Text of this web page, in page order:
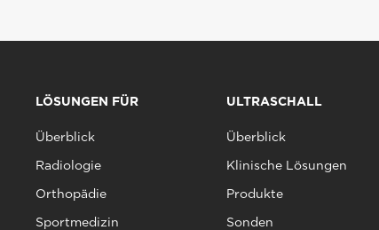
LÖSUNGEN FÜR
Überblick
Radiologie
Orthopädie
Sportmedizin
ULTRASCHALL
Überblick
Klinische Lösungen
Produkte
Sonden